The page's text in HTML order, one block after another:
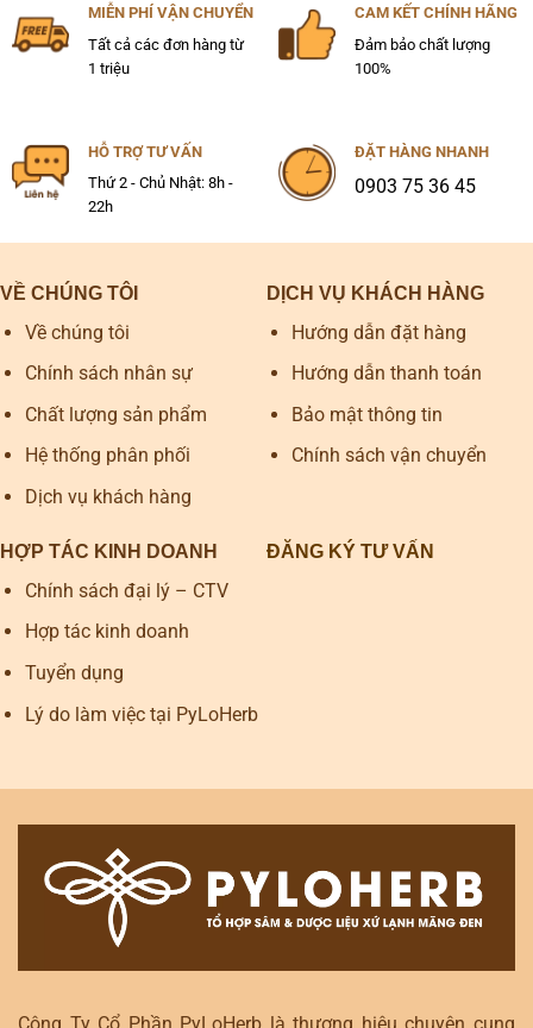
MIỄN PHÍ VẬN CHUYỂN
Tất cả các đơn hàng từ
1 triệu
CAM KẾT CHÍNH HÃNG
Đảm bảo chất lượng
100%
HỖ TRỢ TƯ VẤN
Thứ 2 - Chủ Nhật: 8h -
22h
ĐẶT HÀNG NHANH
0903 75 36 45
VỀ CHÚNG TÔI
Về chúng tôi
Chính sách nhân sự
Chất lượng sản phẩm
Hệ thống phân phối
Dịch vụ khách hàng
DỊCH VỤ KHÁCH HÀNG
Hướng dẫn đặt hàng
Hướng dẫn thanh toán
Bảo mật thông tin
Chính sách vận chuyển
HỢP TÁC KINH DOANH
Chính sách đại lý – CTV
Hợp tác kinh doanh
Tuyển dụng
Lý do làm việc tại PyLoHerb
ĐĂNG KÝ TƯ VẤN